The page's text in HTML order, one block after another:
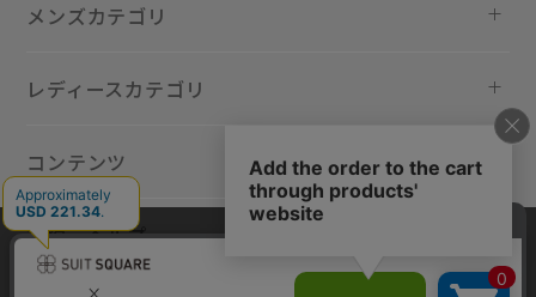
メンズカテゴリ
レディースカテゴリ
コンテンツ
規約・ヘルプ
当サイトでは利用体験の向上およびコンテンツの最適な提供、トラフィ